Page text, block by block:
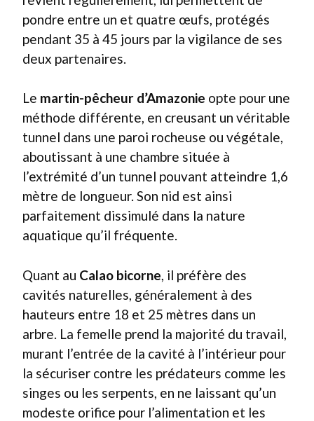
pondre entre un et quatre œufs, protégés
pendant 35 à 45 jours par la vigilance de ses
deux partenaires.
Le martin-pêcheur d’Amazonie opte pour une
méthode différente, en creusant un véritable
tunnel dans une paroi rocheuse ou végétale,
aboutissant à une chambre située à
l’extrémité d’un tunnel pouvant atteindre 1,6
mètre de longueur. Son nid est ainsi
parfaitement dissimulé dans la nature
aquatique qu’il fréquente.
Quant au Calao bicorne , il préfère des
cavités naturelles, généralement à des
hauteurs entre 18 et 25 mètres dans un
arbre. La femelle prend la majorité du travail,
murant l’entrée de la cavité à l’intérieur pour
la sécuriser contre les prédateurs comme les
singes ou les serpents, en ne laissant qu’un
modeste orifice pour l’alimentation et les